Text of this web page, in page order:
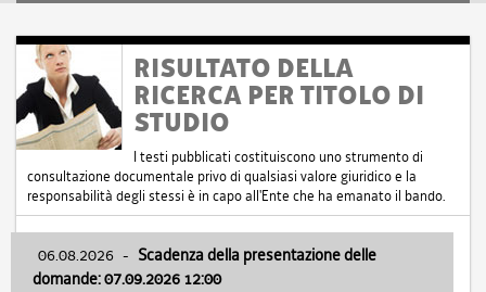
RISULTATO DELLA
RICERCA PER TITOLO DI
STUDIO
I testi pubblicati costituiscono uno strumento di
consultazione documentale privo di qualsiasi valore giuridico e la
responsabilità degli stessi è in capo all'Ente che ha emanato il bando.
06.08.2026 - Scadenza della presentazione delle
domande: 07.09.2026 12:00